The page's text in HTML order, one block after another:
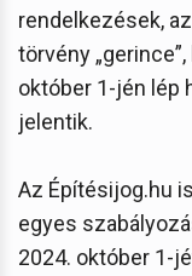
rendelkezések,
törvény
október 1-jén lép
jelentik.
Az Építésijog.hu
egyes
2024. október 1-